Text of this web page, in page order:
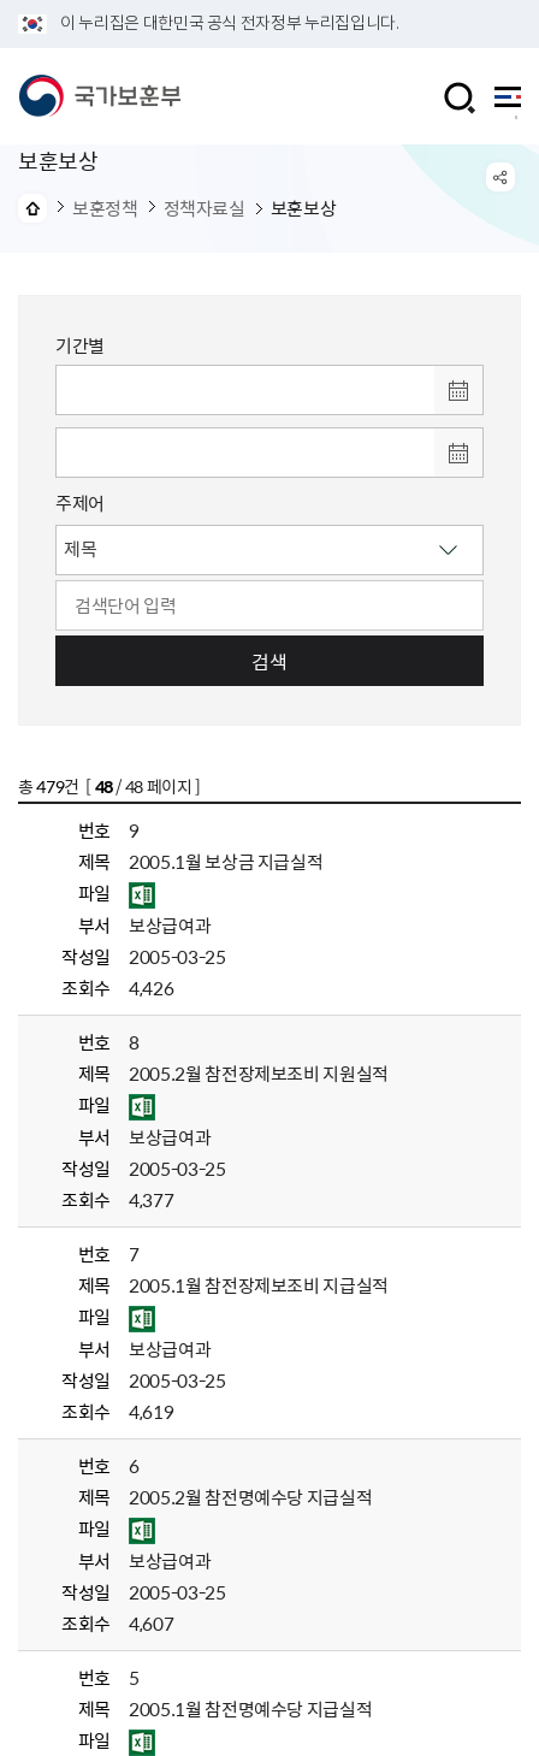
이 누리집은 대한민국 공식 전자정부 누리집입니다.
보훈보상
보훈정책 정책자료실 보훈보상
기간별
주제어
검색
총479건 [48/ 48 페이지 ]
번호
9
제목
2005.1월 보상금 지급실적
파일
부서
보상급여과
작성일
2005-03-25
조회수
4,426
번호
8
제목
2005.2월 참전장제보조비 지원실적
파일
부서
보상급여과
작성일
2005-03-25
조회수
4,377
번호
7
제목
2005.1월 참전장제보조비 지급실적
파일
부서
보상급여과
작성일
2005-03-25
조회수
4,619
번호
6
제목
2005.2월 참전명예수당 지급실적
파일
부서
보상급여과
작성일
2005-03-25
조회수
4,607
번호
5
제목
2005.1월 참전명예수당 지급실적
파일